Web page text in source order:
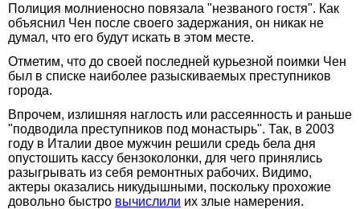
Полиция молниеносно повязала "незваного гостя". Как
объяснил Чен после своего задержания, он никак не
думал, что его будут искать в этом месте.
Отметим, что до своей последней курьезной поимки Чен
был в списке наиболее разыскиваемых преступников
города.
Впрочем, излишняя наглость или рассеянность и раньше
"подводила преступников под монастырь". Так, в 2003
году в Италии двое мужчин решили средь бела дня
опустошить кассу бензоколонки, для чего принялись
разыгрывать из себя ремонтных рабочих. Видимо,
актеры оказались никудышными, поскольку прохожие
довольно быстро вычислили их злые намерения.